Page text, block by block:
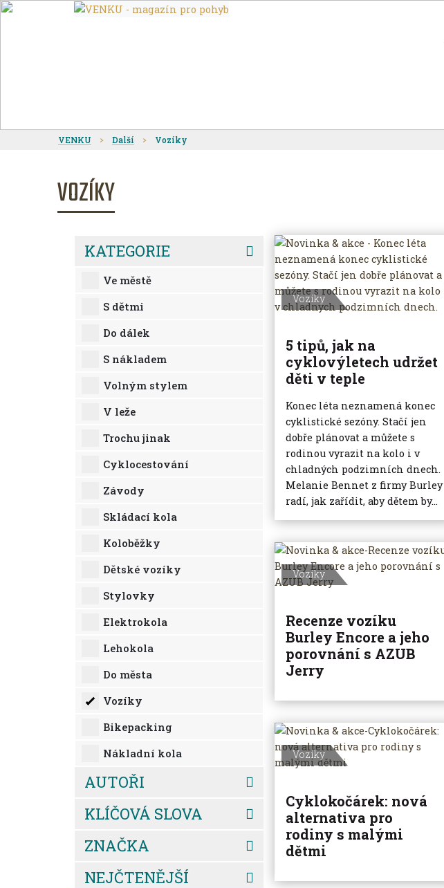
VENKU Další Vozíky
VOZÍKY
KATEGORIE
Ve městě
S dětmi
Do dálek
S nákladem
Volným stylem
V leže
Trochu jinak
Cyklocestování
Závody
Skládací kola
Koloběžky
Dětské vozíky
Stylovky
Elektrokola
Lehokola
Do města
Vozíky
Bikepacking
Nákladní kola
AUTOŘI
KLÍČOVÁ SLOVA
ZNAČKA
NEJČTENĚJŠÍ
Vozíky
5 tipů, jak na
cyklovýletech udržet
děti v teple
Konec léta neznamená konec
cyklistické sezóny. Stačí jen
dobře plánovat a můžete s
rodinou vyrazit na kolo i v
chladných podzimních dnech.
Melanie Bennet z firmy Burley
radí, jak zařídit, aby dětem by...
Vozíky
Recenze vozíku
Burley Encore a jeho
porovnání s AZUB
Jerry
Vozíky
Cyklokočárek: nová
alternativa pro
rodiny s malými
dětmi